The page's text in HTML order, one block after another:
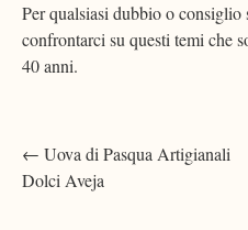
Per qualsiasi dubbio o
confrontarci su questi temi che
40 anni.
Post
navigation
← Uova di Pasqua Artigianali
Dolci Aveja